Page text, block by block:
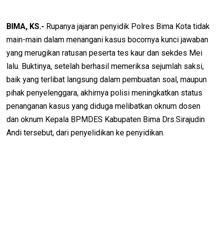
BIMA, KS.- Rupanya jajaran penyidik Polres Bima Kota tidak
main-main dalam menangani kasus bocornya kunci jawaban
yang merugikan ratusan peserta tes kaur dan sekdes Mei
lalu. Buktinya, setelah berhasil memeriksa sejumlah saksi,
baik yang terlibat langsung dalam pembuatan soal, maupun
pihak penyelenggara, akhirnya polisi meningkatkan status
penanganan kasus yang diduga melibatkan oknum dosen
dan oknum Kepala BPMDES Kabupaten Bima Drs.Sirajudin
Andi tersebut, dari penyelidikan ke penyidikan.